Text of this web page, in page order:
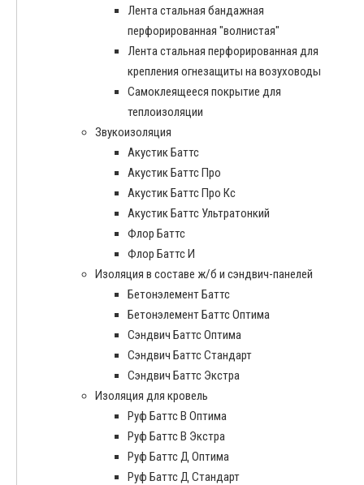
Лента стальная бандажная
перфорированная "волнистая"
Лента стальная перфорированная для
крепления огнезащиты на возуховоды
Самоклеящееся покрытие для
теплоизоляции
Звукоизоляция
Акустик Баттс
Акустик Баттс Про
Акустик Баттс Про Кс
Акустик Баттс Ультратонкий
Флор Баттс
Флор Баттс И
Изоляция в составе ж/б и сэндвич-панелей
Бетонэлемент Баттс
Бетонэлемент Баттс Оптима
Сэндвич Баттс Оптима
Сэндвич Баттс Стандарт
Сэндвич Баттс Экстра
Изоляция для кровель
Руф Баттс В Оптима
Руф Баттс В Экстра
Руф Баттс Д Оптима
Руф Баттс Д Стандарт